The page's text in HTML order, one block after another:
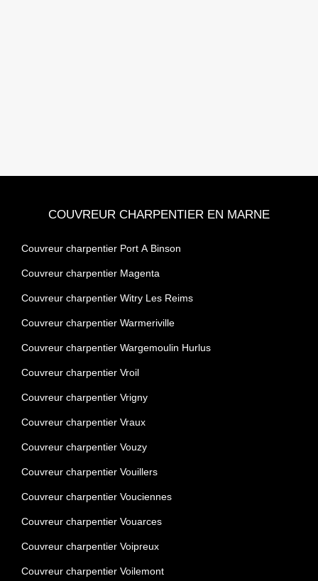
COUVREUR CHARPENTIER EN MARNE
Couvreur charpentier Port A Binson
Couvreur charpentier Magenta
Couvreur charpentier Witry Les Reims
Couvreur charpentier Warmeriville
Couvreur charpentier Wargemoulin Hurlus
Couvreur charpentier Vroil
Couvreur charpentier Vrigny
Couvreur charpentier Vraux
Couvreur charpentier Vouzy
Couvreur charpentier Vouillers
Couvreur charpentier Vouciennes
Couvreur charpentier Vouarces
Couvreur charpentier Voipreux
Couvreur charpentier Voilemont